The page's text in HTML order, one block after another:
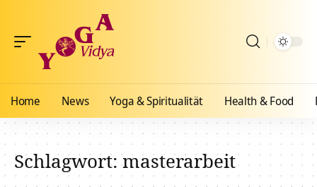
Home News Yoga & Spiritualität Health & Food
Schlagwort:masterarbeit